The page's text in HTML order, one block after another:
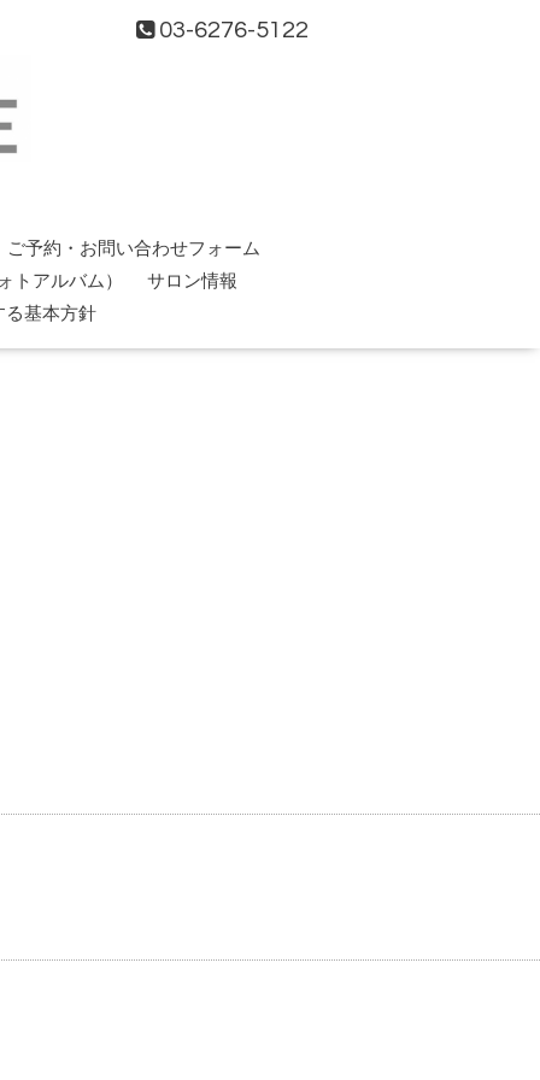
03-6276-5122
ご予約・お問い合わせフォーム
トアルバム）
サロン情報
る基本方針